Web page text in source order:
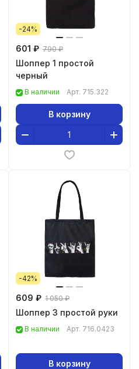
-24%
601 ₽ 790 ₽
Шоппер 1 простой
черный
В наличии Арт. 715.322
В корзину
-42%
609 ₽ 1 050 ₽
Шоппер 3 простой руки
В наличии Арт. 716.0423
В корзину